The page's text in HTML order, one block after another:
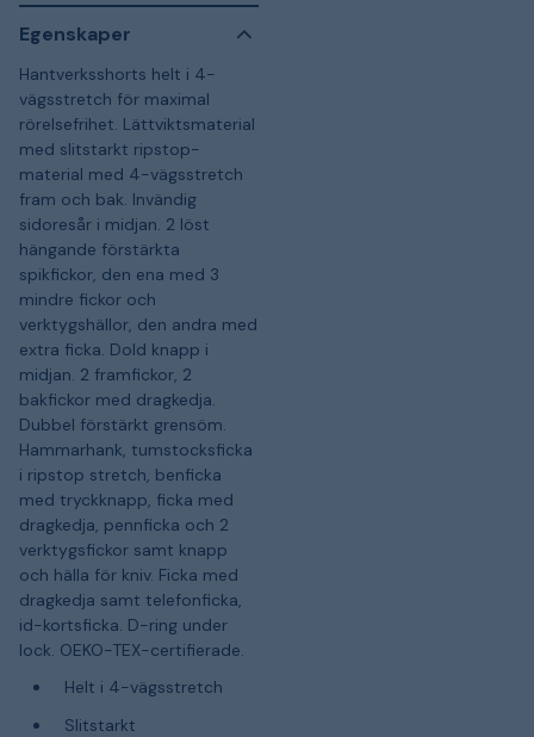
Egenskaper
Hantverksshorts helt i 4-
vägsstretch för maximal
rörelsefrihet. Lättviktsmaterial
med slitstarkt ripstop-
material med 4-vägsstretch
fram och bak. Invändig
sidoresår i midjan. 2 löst
hängande förstärkta
spikfickor, den ena med 3
mindre fickor och
verktygshällor, den andra med
extra ficka. Dold knapp i
midjan. 2 framfickor, 2
bakfickor med dragkedja.
Dubbel förstärkt grensöm.
Hammarhank, tumstocksficka
i ripstop stretch, benficka
med tryckknapp, ficka med
dragkedja, pennficka och 2
verktygsfickor samt knapp
och hälla för kniv. Ficka med
dragkedja samt telefonficka,
id-kortsficka. D-ring under
lock. OEKO-TEX-certifierade.
Helt i 4-vägsstretch
Slitstarkt